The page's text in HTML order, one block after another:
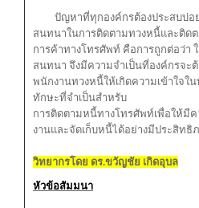
ปัญหาที่ทุกองค์กรต้องประสบบ่อยค
สนทนาในการติดตามทวงหนี้และติด
การค้าทางโทรศัพท์ คือการถูกต่อว่า
สนทนา จึงมีความจำเป็นที่องค์กรจะ
พนักงานทวงหนี้ให้เกิดความเข้าใจใ
ทักษะที่จำเป็นสำหรับ
การติดตามหนี้ทางโทรศัพท์เพื่อให้มี
งานและจัดเก็บหนี้ได้อย่างมีประสิทธิ
วิทยากรโดย ดร.ขวัญชัย เกิดอุบล
หัวข้อสัมมนา